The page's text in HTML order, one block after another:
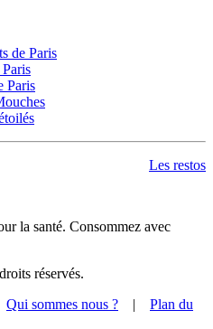
de Paris
Paris
Les restos
la santé. Consommez avec
réservés.
Qui sommes nous ? | Plan du